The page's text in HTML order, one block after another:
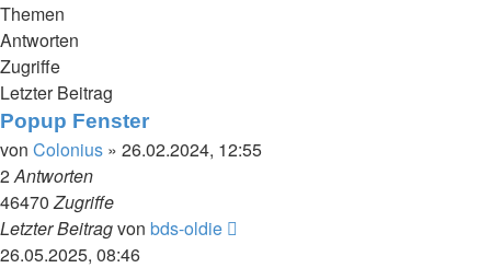
Themen
Antworten
Zugriffe
Letzter Beitrag
Popup Fenster
von Colonius » 26.02.2024, 12:55
2Antworten
46470Zugriffe
Letzter Beitragvon bds-oldie
26.05.2025, 08:46